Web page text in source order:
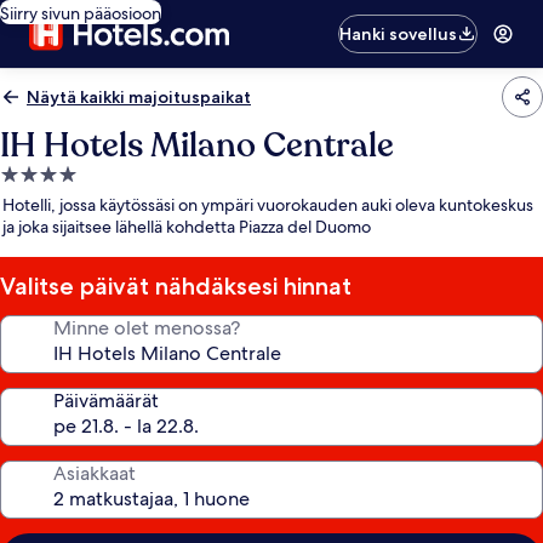
Siirry sivun pääosioon
Hanki sovellus
Näytä kaikki majoituspaikat
IH Hotels Milano Centrale
4.0
tähden
majoituspaikka
Hotelli, jossa käytössäsi on ympäri vuorokauden auki oleva kuntokeskus
ja joka sijaitsee lähellä kohdetta Piazza del Duomo
Valitse päivät nähdäksesi hinnat
Minne olet menossa?
Päivämäärät
Asiakkaat